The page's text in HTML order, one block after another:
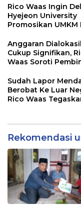
Pelabuhan
Rico Waas Ingin
Hyejeon University
Promosikan UMKM
Anggaran
Cukup Signifikan,
Waas Soroti
Evaluasi Kinerja
Harian
Sudah Lapor
Berobat Ke Luar
Rico Waas
Rekomendasi